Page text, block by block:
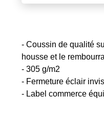
- Coussin de qualité
housse et le
- 305 g/m2
- Fermeture éclair